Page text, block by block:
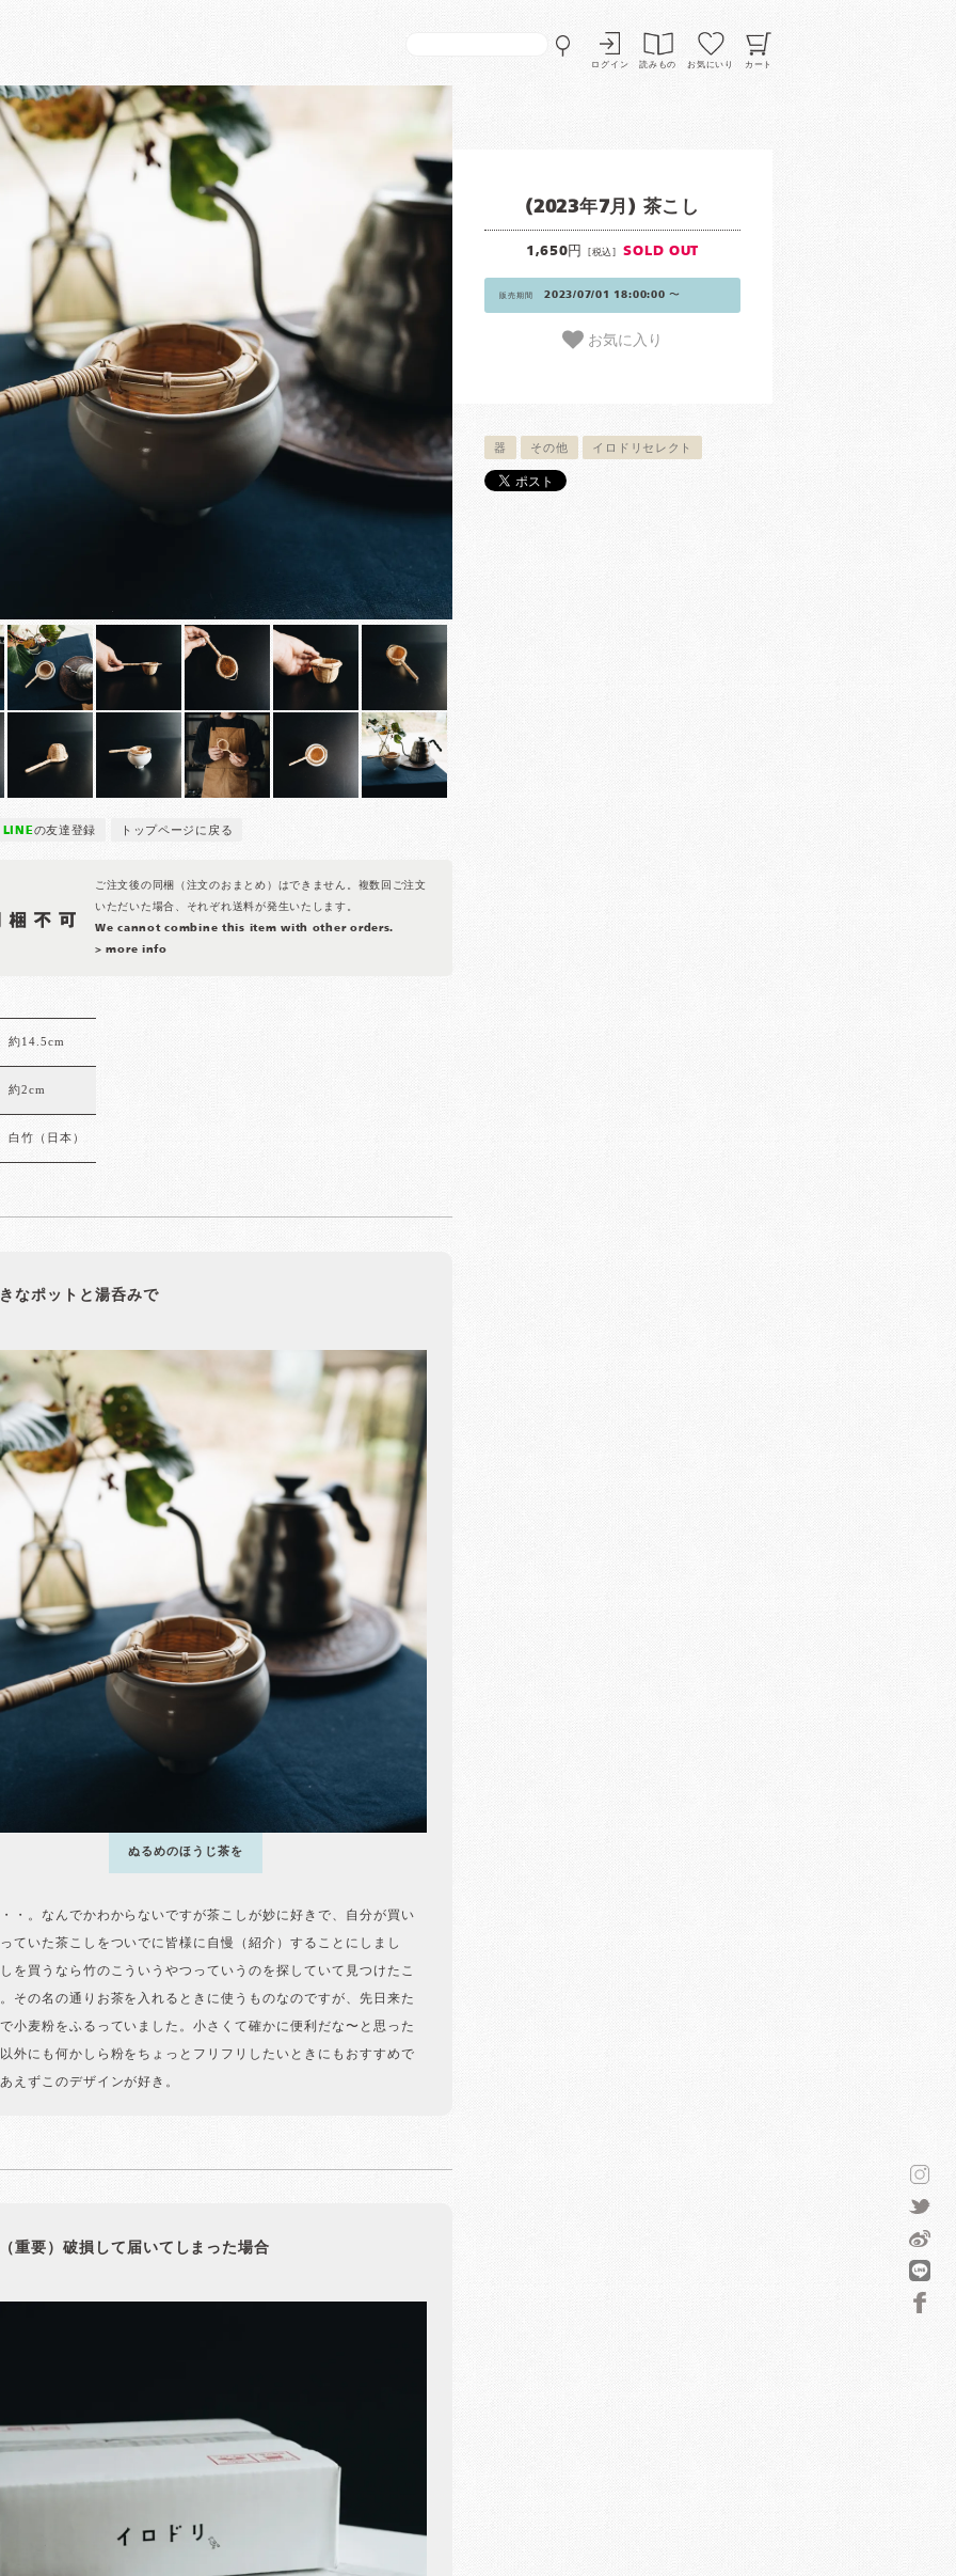
ログイン 読みもの お気にいり カート
LINEの友達登録 トップページに戻る
ご注文後の同梱（注文のおまとめ）はできません。複数回ご注文
いただいた場合、それぞれ送料が発生いたします。
We cannot combine this item with other orders.
> more info
(2023年7月) 茶こし
1,650円 [税込] SOLD OUT
販売期間 2023/07/01 18:00:00 〜
お気に入り
器 その他 イロドリセレクト
約14.5cm
約2cm
白竹（日本）
なポットと湯呑みで
ぬるめのほうじ茶を
・。なんでかわからないですが茶こしが妙に好きで、自分が買い
ていた茶こしをついでに皆様に自慢（紹介）することにしまし
を買うなら竹のこういうやつっていうのを探していて見つけたこ
その名の通りお茶を入れるときに使うものなのですが、先日来た
小麦粉をふるっていました。小さくて確かに便利だな〜と思った
外にも何かしら粉をちょっとフリフリしたいときにもおすすめで
えずこのデザインが好き。
重要）破損して届いてしまった場合